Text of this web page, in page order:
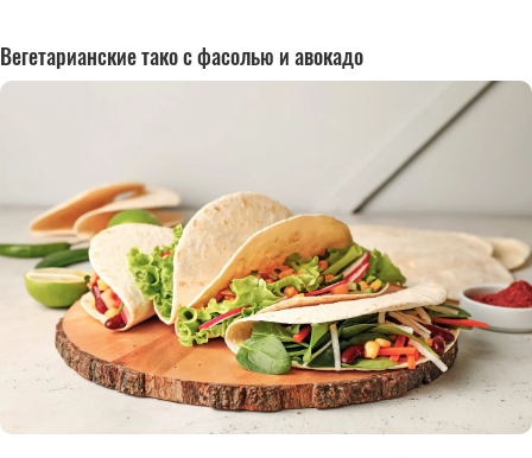
Вегетарианские тако с фасолью и авокадо